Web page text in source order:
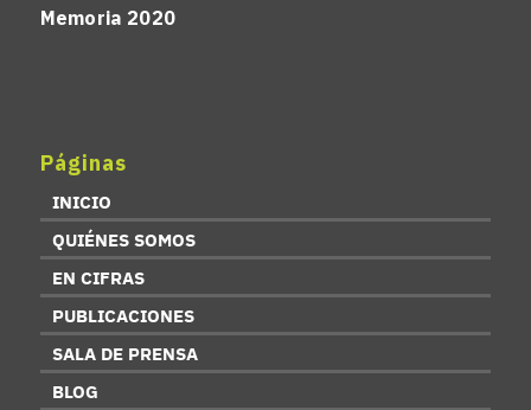
Memoria 2020
Páginas
INICIO
QUIÉNES SOMOS
EN CIFRAS
PUBLICACIONES
SALA DE PRENSA
BLOG